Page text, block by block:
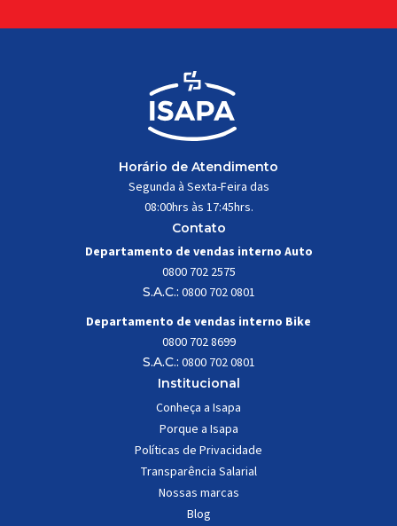
Horário de Atendimento
Segunda à Sexta-Feira das
08:00hrs às 17:45hrs.
Contato
Departamento de vendas interno Auto
0800 702 2575
S.A.C.: 0800 702 0801
Departamento de vendas interno Bike
0800 702 8699
S.A.C.: 0800 702 0801
Institucional
Conheça a Isapa
Porque a Isapa
Políticas de Privacidade
Transparência Salarial
Nossas marcas
Blog